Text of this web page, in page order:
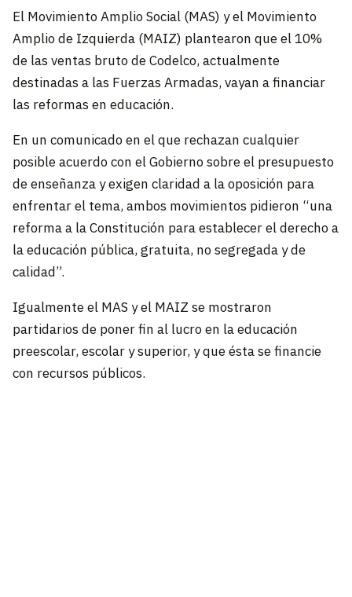
El Movimiento Amplio Social (MAS) y el Movimiento
Amplio de Izquierda (MAIZ) plantearon que el 10%
de las ventas bruto de Codelco, actualmente
destinadas a las Fuerzas Armadas, vayan a financiar
las reformas en educación.
En un comunicado en el que rechazan cualquier
posible acuerdo con el Gobierno sobre el presupuesto
de enseñanza y exigen claridad a la oposición para
enfrentar el tema, ambos movimientos pidieron “una
reforma a la Constitución para establecer el derecho a
la educación pública, gratuita, no segregada y de
calidad”.
Igualmente el MAS y el MAIZ se mostraron
partidarios de poner fin al lucro en la educación
preescolar, escolar y superior, y que ésta se financie
con recursos públicos.